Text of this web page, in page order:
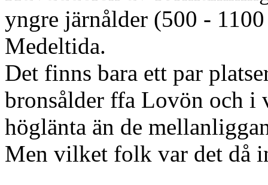
yngre järnålder (500 -
Medeltida.
Det finns bara ett par
bronsålder ffa Lovön och i
höglänta än de
Men vilket folk var det då